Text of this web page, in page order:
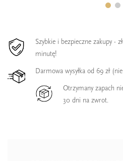
Szybkie i bezpieczne zakupy -
minutę!
Darmowa wysyłka od 69 zł
Otrzymany zapach
30 dni na zwrot.